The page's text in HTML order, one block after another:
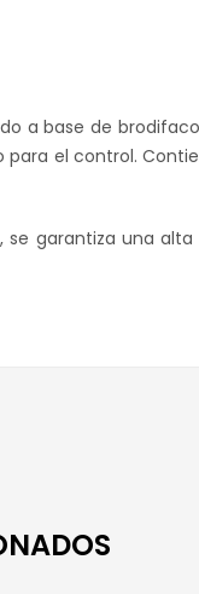
a base de
el control.
garantiza una